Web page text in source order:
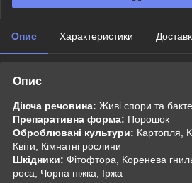
Опис Характеристики
Опис
Діюча речовина: Живі спори та
Препаративна форма: Порошок
Оброблювані культури: Картопля,
Квіти, Кімнатні рослини
Шкідники: Фітофтора, Коренева
роса, Чорна ніжка, Іржа